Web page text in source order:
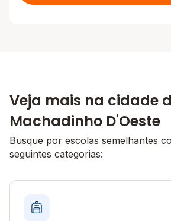
Veja mais na cidade
Machadinho D'Oeste
Busque por escolas semelhantes
seguintes categorias: